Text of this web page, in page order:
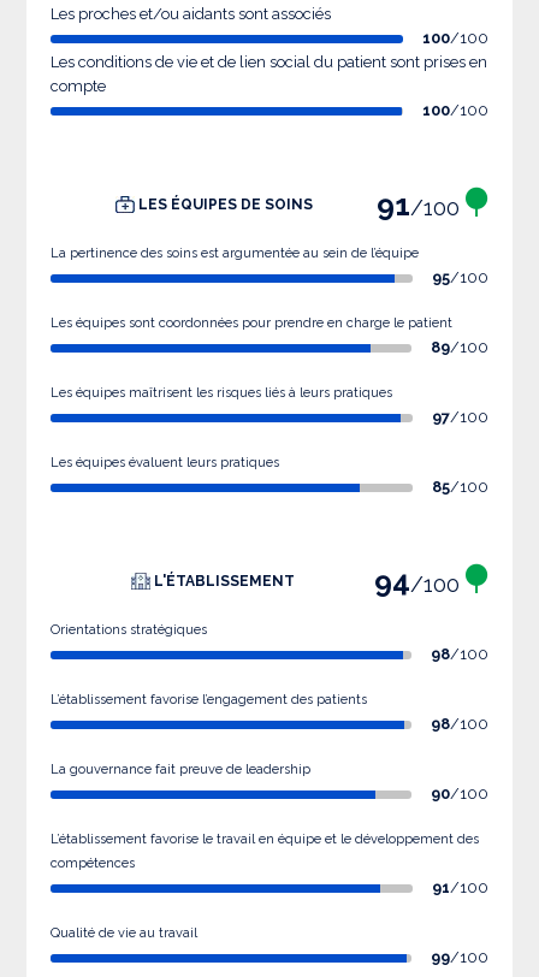
Les proches et/ou aidants sont associés
100/100
Les conditions de vie et de lien social du patient sont prises en
compte
100/100
LES ÉQUIPES DE SOINS 91/100
La pertinence des soins est argumentée au sein de l’équipe
95/100
Les équipes sont coordonnées pour prendre en charge le patient
89/100
Les équipes maîtrisent les risques liés à leurs pratiques
97/100
Les équipes évaluent leurs pratiques
85/100
L'ÉTABLISSEMENT 94/100
Orientations stratégiques
98/100
L’établissement favorise l’engagement des patients
98/100
La gouvernance fait preuve de leadership
90/100
L’établissement favorise le travail en équipe et le développement des
compétences
91/100
Qualité de vie au travail
99/100